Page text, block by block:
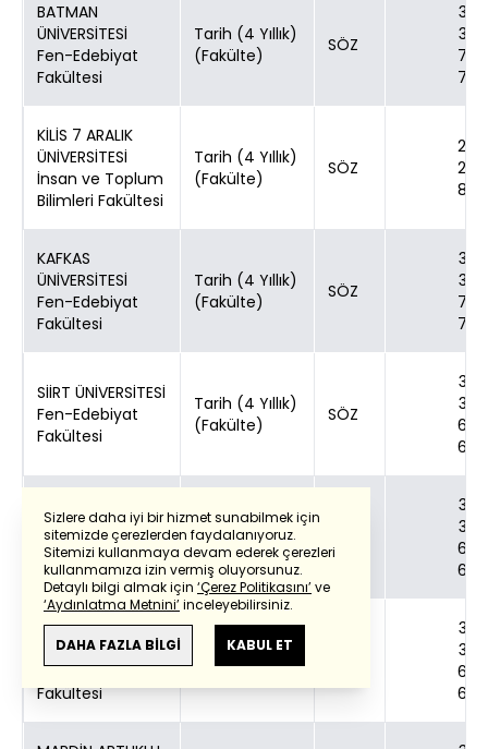
BATMAN
ÜNİVERSİTESİ
Fen-Edebiyat
Fakültesi
Tarih (4 Yıllık)
(Fakülte)
SÖZ
30
30
70
70
KİLİS 7 ARALIK
ÜNİVERSİTESİ
İnsan ve Toplum
Bilimleri Fakültesi
Tarih (4 Yıllık)
(Fakülte)
SÖZ
24
24
80
KAFKAS
ÜNİVERSİTESİ
Fen-Edebiyat
Fakültesi
Tarih (4 Yıllık)
(Fakülte)
SÖZ
30
30
70
70
SİİRT ÜNİVERSİTESİ
Fen-Edebiyat
Fakültesi
Tarih (4 Yıllık)
(Fakülte)
SÖZ
30
30
60
60
ÜNİVERSİTESİ
İnsan ve Toplum
Bilimleri Fakültesi
Tarih (4 Yıllık)
(Fakülte)
30
30
60
60
IĞDIR
ÜNİVERSİTESİ
Fen-Edebiyat
Fakültesi
Tarih (4 Yıllık)
(Fakülte)
30
30
60
60
Sizlere daha iyi bir hizmet sunabilmek için
sitemizde çerezlerden faydalanıyoruz.
Sitemizi kullanmaya devam ederek çerezleri
kullanmamıza izin vermiş oluyorsunuz.
Detaylı bilgi almak için ‘Çerez Politikasını’ve
‘Aydınlatma Metnini’inceleyebilirsiniz.
DAHA FAZLA BİLGİ KABUL ET